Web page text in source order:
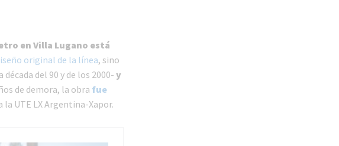
en Villa Lugano está
original de la línea, sino
del 90 y de los 2000-y
de demora, la obra fue
la UTE LX Argentina-Xapor.